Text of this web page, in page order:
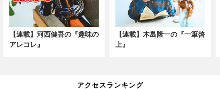
【連載】河西健吾の『趣味の
アレコレ』
【連載】木島隆一の『一筆啓
上』
アクセスランキング